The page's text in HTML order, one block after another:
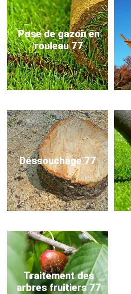
Pose de gazon en
rouleau 77
Déssouchage 77
Traitement des
arbres fruitiers 77